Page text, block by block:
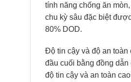
tính năng chống ăn
chu kỳ sâu đặc biệt
80% DOD.
Độ tin cậy và độ an toàn
đầu cuối bằng đồng
độ tin cậy và an toàn